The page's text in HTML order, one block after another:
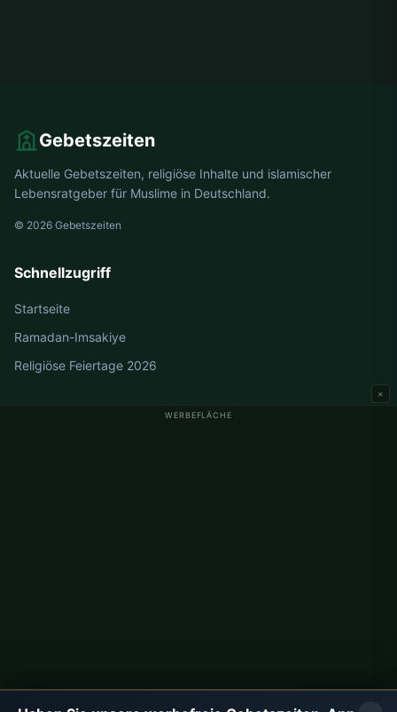
WERBEFLÄCHE
×
Gebetszeiten
Aktuelle Gebetszeiten, religiöse Inhalte und islamischer
Lebensratgeber für Muslime in Deutschland.
© 2026 Gebetszeiten
Schnellzugriff
Startseite
Ramadan-Imsakiye
Religiöse Feiertage 2026
Gebetszeiten Deutschland
Kontakt